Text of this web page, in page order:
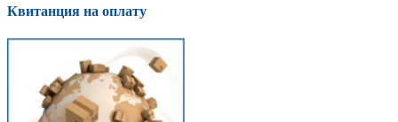
Квитанция на оплату